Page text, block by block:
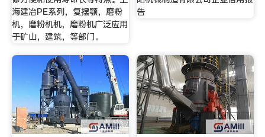
海建冶PE系列，复摆颚，磨粉
机，磨粉机机，磨粉机广泛应用
于矿山，建筑，等部门。
告